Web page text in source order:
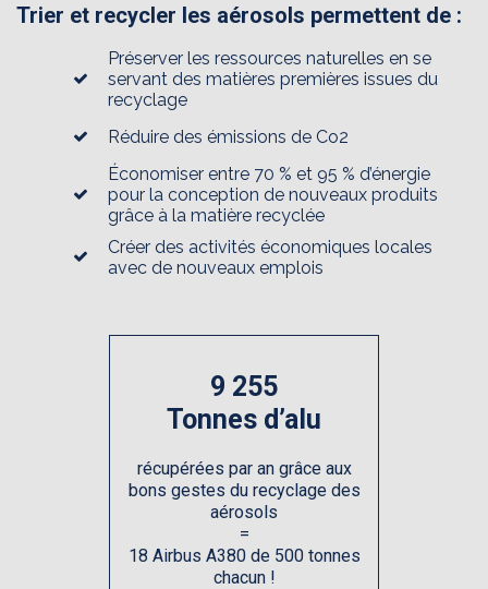
Trier et recycler les aérosols permettent de :
Préserver les ressources naturelles en se
servant des matières premières issues du
recyclage
Réduire des émissions de Co2
Économiser entre 70 % et 95 % d’énergie
pour la conception de nouveaux produits
grâce à la matière recyclée
Créer des activités économiques locales
avec de nouveaux emplois
9 255
Tonnes d’alu
récupérées par an grâce aux
bons gestes du recyclage des
aérosols
=
18 Airbus A380 de 500 tonnes
chacun !